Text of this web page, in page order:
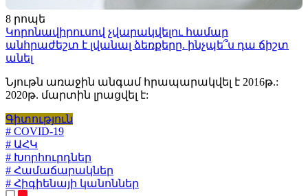
8 րոպե
Կորոնավիրուսով չվարակվելու համար
անհրաժեշտ է լվանալ ձեռքերը. ինչպե՞ս դա ճիշտ
անել
Նյութն առաջին անգամ հրապարակվել է 2016թ.:
2020թ. մարտին լրացվել է:
Գիտություն
# COVID-19
# ԱՀԿ
# Խորհուրդներ
# Համաճարակներ
# Հիգիենայի կանոններ